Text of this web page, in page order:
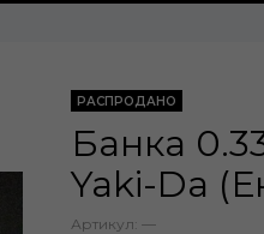
РАСПРОДАНО
Банка
Yaki-Da
Артикул: —